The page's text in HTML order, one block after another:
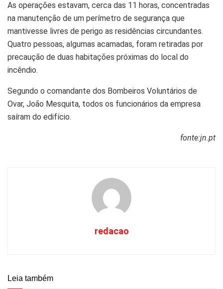
As operações estavam, cerca das 11 horas, concentradas
na manutenção de um perímetro de segurança que
mantivesse livres de perigo as residências circundantes.
Quatro pessoas, algumas acamadas, foram retiradas por
precaução de duas habitações próximas do local do
incêndio.
Segundo o comandante dos Bombeiros Voluntários de
Ovar, João Mesquita, todos os funcionários da empresa
saíram do edifício.
fonte:jn.pt
redacao
Leia também